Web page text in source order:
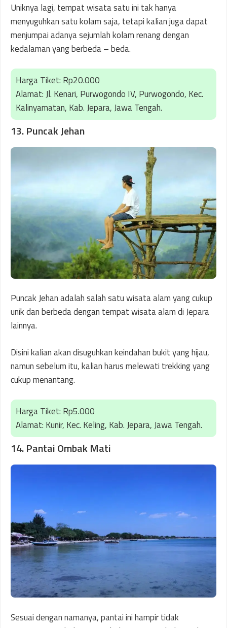
Uniknya lagi, tempat wisata satu ini tak hanya
menyuguhkan satu kolam saja, tetapi kalian juga dapat
menjumpai adanya sejumlah kolam renang dengan
kedalaman yang berbeda – beda.
Harga Tiket: Rp20.000
Alamat: Jl. Kenari, Purwogondo IV, Purwogondo, Kec.
Kalinyamatan, Kab. Jepara, Jawa Tengah.
13. Puncak Jehan
Puncak Jehan adalah salah satu wisata alam yang cukup
unik dan berbeda dengan tempat wisata alam di Jepara
lainnya.
Disini kalian akan disuguhkan keindahan bukit yang hijau,
namun sebelum itu, kalian harus melewati trekking yang
cukup menantang.
Harga Tiket: Rp5.000
Alamat: Kunir, Kec. Keling, Kab. Jepara, Jawa Tengah.
14. Pantai Ombak Mati
Sesuai dengan namanya, pantai ini hampir tidak